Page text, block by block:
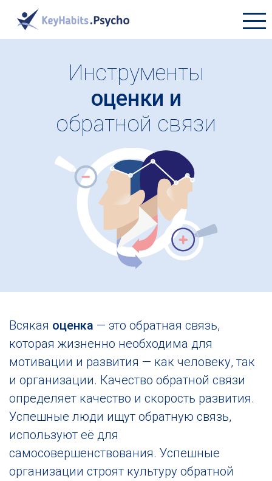
ПРОДУКТЫ
БИБЛИОТЕКА
О КОМПАНИИ
Инструменты
оценки и
обратной связи
Всякая оценка — это обратная связь,
которая жизненно необходима для
мотивации и развития — как человеку, так
и организации. Качество обратной связи
определяет качество и скорость развития.
Успешные люди ищут обратную связь,
используют её для
самосовершенствования. Успешные
организации строят культуру обратной